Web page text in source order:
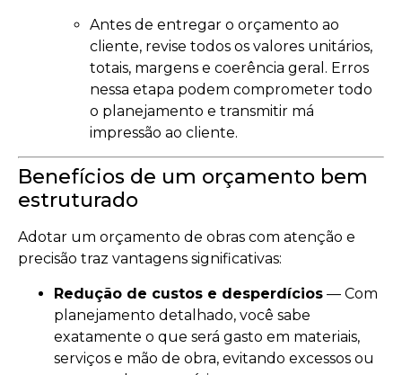
Antes de entregar o orçamento ao
cliente, revise todos os valores unitários,
totais, margens e coerência geral. Erros
nessa etapa podem comprometer todo
o planejamento e transmitir má
impressão ao cliente.
Benefícios de um orçamento bem
estruturado
Adotar um orçamento de obras com atenção e
precisão traz vantagens significativas:
Redução de custos e desperdícios — Com
planejamento detalhado, você sabe
exatamente o que será gasto em materiais,
serviços e mão de obra, evitando excessos ou